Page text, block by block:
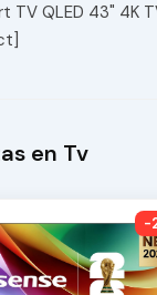
TV QLED 43" 4K
en Tv
-